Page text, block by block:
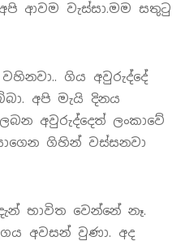
ආවම වැස්සා.මම සතුටු
ගිය අවුරුද්දේ
අපි මැයි දිනය
අවුරුද්දෙත් ලංකාවේ
ගිහින් වස්සනවා
භාවිත වෙන්නේ නෑ.
අවසන් වුණා. අද